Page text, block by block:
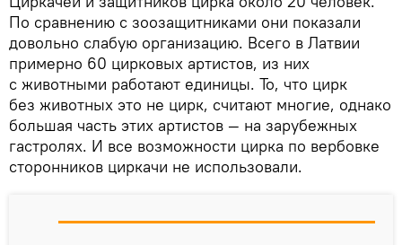
По сравнению с зоозащитниками они показали
довольно слабую организацию. Всего в Латвии
примерно 60 цирковых артистов, из них
с животными работают единицы. То, что цирк
без животных это не цирк, считают многие, однако
большая часть этих артистов — на зарубежных
гастролях. И все возможности цирка по вербовке
сторонников циркачи не использовали.